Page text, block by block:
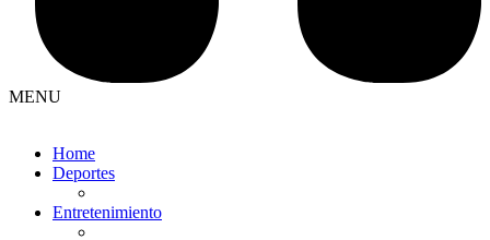
MENU
Home
Deportes
Entretenimiento